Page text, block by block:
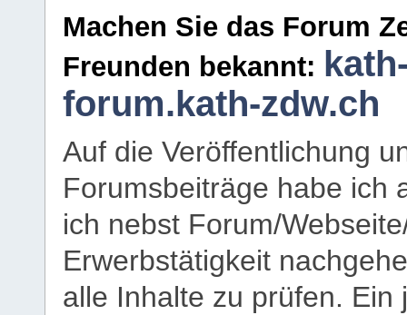
Machen Sie das Forum
Freunden bekannt:
forum.kath-zdw.ch
Auf die Veröffentlichung
Forumsbeiträge habe ich
ich nebst Forum/
Erwerbstätigkeit
alle Inhalte zu prüfen.